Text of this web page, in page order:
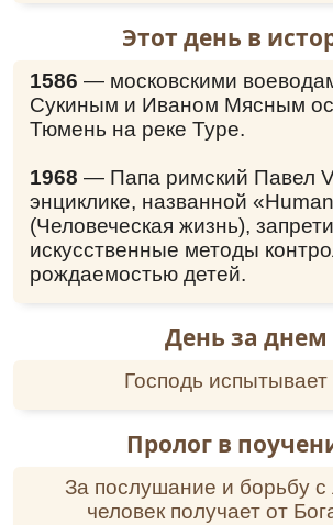
Этот день в
1586 — московскими
Сукиным и Иваном Мясным
Тюмень на реке Туре.
1968 — Папа римский Павел
энциклике, названной
(Человеческая жизнь),
искусственные методы
рождаемостью детей.
День за днем
Господь испытывает
Пролог в
За послушание и борьбу с
человек получает от